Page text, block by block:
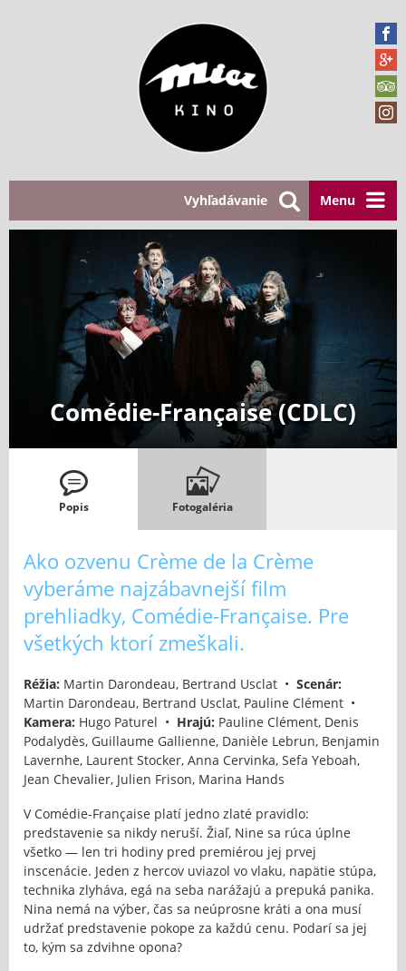
Menu
Vyhľadávanie
Comédie-Française (CDLC)
Popis Fotogaléria
Ako ozvenu Crème de la Crème
vyberáme najzábavnejší film
prehliadky, Comédie-Française. Pre
všetkých ktorí zmeškali.
Réžia: Martin Darondeau, Bertrand Usclat • Scenár:
Martin Darondeau, Bertrand Usclat, Pauline Clément •
Kamera: Hugo Paturel • Hrajú: Pauline Clément, Denis
Podalydès, Guillaume Gallienne, Danièle Lebrun, Benjamin
Lavernhe, Laurent Stocker, Anna Cervinka, Sefa Yeboah,
Jean Chevalier, Julien Frison, Marina Hands
V Comédie-Française platí jedno zlaté pravidlo:
predstavenie sa nikdy neruší. Žiaľ, Nine sa rúca úplne
všetko — len tri hodiny pred premiérou jej prvej
inscenácie. Jeden z hercov uviazol vo vlaku, napätie stúpa,
technika zlyháva, egá na seba narážajú a prepuká panika.
Nina nemá na výber, čas sa neúprosne kráti a ona musí
udržať predstavenie pokope za každú cenu. Podarí sa jej
to, kým sa zdvihne opona?